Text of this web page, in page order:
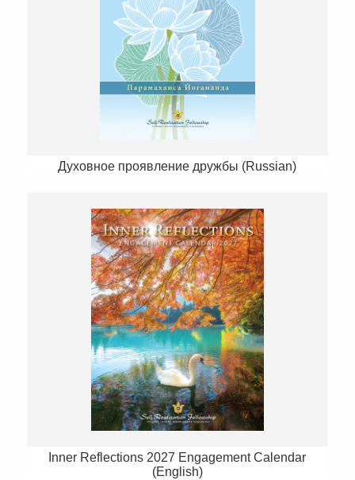
Духовное проявление дружбы (Russian)
Inner Reflections 2027 Engagement Calendar
(English)